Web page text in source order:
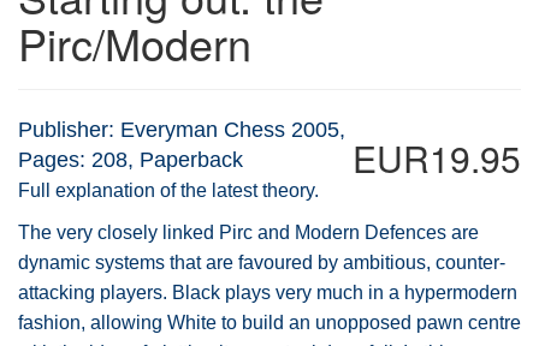
Pirc/Modern
EUR19.95
Publisher: Everyman Chess 2005,
Pages: 208, Paperback
Full explanation of the latest theory.
The very closely linked Pirc and Modern Defences are
dynamic systems that are favoured by ambitious, counter-
attacking players. Black plays very much in a hypermodern
fashion, allowing White to build an unopposed pawn centre